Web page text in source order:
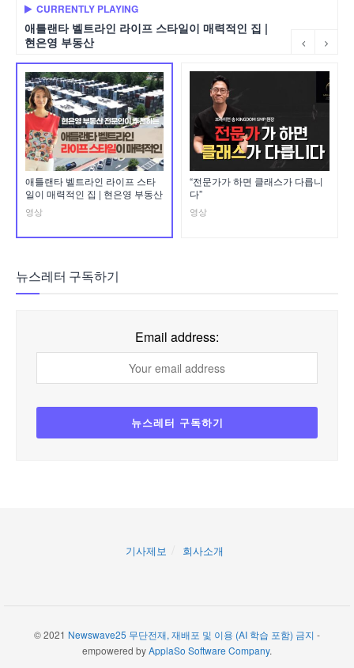
CURRENTLY PLAYING
애틀랜타 벨트라인 라이프 스타일이 매력적인 집 |
현은영 부동산
애틀랜타 벨트라인 라이프 스타
일이 매력적인 집 | 현은영 부동산
영상
“전문가가 하면 클래스가 다릅니
다”
영상
뉴스레터 구독하기
Email address:
기사제보 회사소개
© 2021 Newswave25 무단전재, 재배포 및 이용 (AI 학습 포함) 금지 -
empowered byApplaSo Software Company.